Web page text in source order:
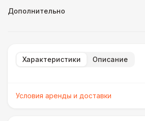
Дополнительно
Характеристики Описание
Условия аренды и доставки